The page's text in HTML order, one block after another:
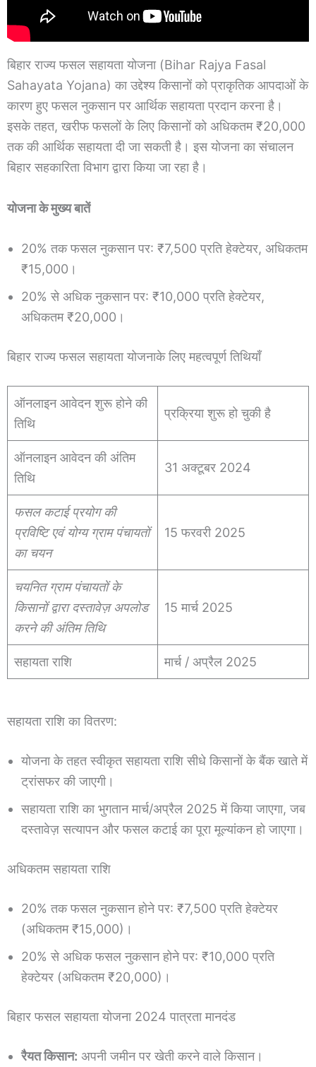
बिहार राज्य फसल सहायता योजना (Bihar Rajya Fasal
Sahayata Yojana) का उद्देश्य किसानों को प्राकृतिक आपदाओं के
कारण हुए फसल नुकसान पर आर्थिक सहायता प्रदान करना है।
इसके तहत, खरीफ फसलों के लिए किसानों को अधिकतम ₹20,000
तक की आर्थिक सहायता दी जा सकती है। इस योजना का संचालन
बिहार सहकारिता विभाग द्वारा किया जा रहा है।
योजना के मुख्य बातें
20% तक फसल नुकसान पर: ₹7,500 प्रति हेक्टेयर, अधिकतम
₹15,000।
20% से अधिक नुकसान पर: ₹10,000 प्रति हेक्टेयर,
अधिकतम ₹20,000।
बिहार राज्य फसल सहायता योजनाके लिए महत्वपूर्ण तिथियाँ
ऑनलाइन आवेदन शुरू होने की
तिथि
प्रक्रिया शुरू हो चुकी है
ऑनलाइन आवेदन की अंतिम
तिथि
31 अक्टूबर 2024
फसल कटाई प्रयोग की
प्रविष्टि एवं योग्य ग्राम पंचायतों
का चयन
15 फरवरी 2025
चयनित ग्राम पंचायतों के
किसानों द्वारा दस्तावेज़ अपलोड
करने की अंतिम तिथि
15 मार्च 2025
सहायता राशि मार्च / अप्रैल 2025
सहायता राशि का वितरण:
योजना के तहत स्वीकृत सहायता राशि सीधे किसानों के बैंक खाते में
ट्रांसफर की जाएगी।
सहायता राशि का भुगतान मार्च/अप्रैल 2025 में किया जाएगा, जब
दस्तावेज़ सत्यापन और फसल कटाई का पूरा मूल्यांकन हो जाएगा।
अधिकतम सहायता राशि
20% तक फसल नुकसान होने पर: ₹7,500 प्रति हेक्टेयर
(अधिकतम ₹15,000)।
20% से अधिक फसल नुकसान होने पर: ₹10,000 प्रति
हेक्टेयर (अधिकतम ₹20,000)।
बिहार फसल सहायता योजना 2024 पात्रता मानदंड
रैयत किसान: अपनी जमीन पर खेती करने वाले किसान।